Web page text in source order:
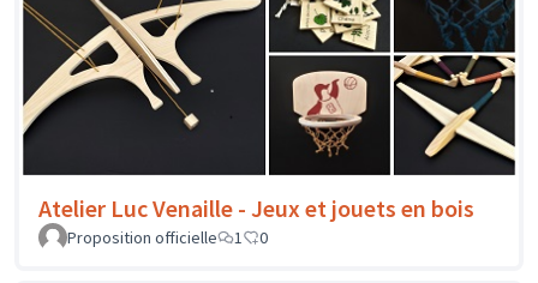
Atelier Luc Venaille - Jeux et jouets en bois
Proposition officielle 1 0